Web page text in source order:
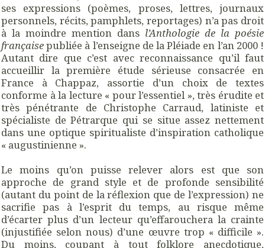
ses expressions (poèmes, proses, lettres, journaux
personnels, récits, pamphlets, reportages) n’a pas droit
à la moindre mention dans l’Anthologie de la poésie
françaisepubliée à l’enseigne de la Pléiade en l’an 2000 !
Autant dire que c’est avec reconnaissance qu’il faut
accueillir la première étude sérieuse consacrée en
France à Chappaz, assortie d’un choix de textes
conforme à la lecture « pour l’essentiel », très érudite et
très pénétrante de Christophe Carraud, latiniste et
spécialiste de Pétrarque qui se situe assez nettement
dans une optique spiritualiste d’inspiration catholique
« augustinienne ».
Le moins qu’on puisse relever alors est que son
approche de grand style et de profonde sensibilité
(autant du point de la réflexion que de l’expression) ne
sacrifie pas à l’esprit du temps, au risque même
d’écarter plus d’un lecteur qu’effarouchera la crainte
(injustifiée selon nous) d’une œuvre trop « difficile ».
Du moins, coupant à tout folklore anecdotique,